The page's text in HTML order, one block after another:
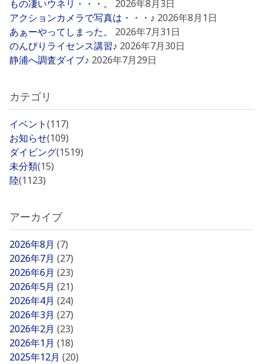
もの凄いウネリ・・・。
2026年8月3日
アクションカメラで写真は・・・♪ 2026年8月1日
あぁーやってしまった。
2026年7月31日
のんびりライセンス講習♪ 2026年7月30日
静浦へ調査ダイブ♪ 2026年7月29日
カテゴリ
イベント(117)
お知らせ(109)
ダイビング(1519)
未分類(15)
陸(1123)
アーカイブ
2026年8月 (7)
2026年7月 (27)
2026年6月 (23)
2026年5月 (21)
2026年4月 (24)
2026年3月 (27)
2026年2月 (23)
2026年1月 (18)
2025年12月 (20)